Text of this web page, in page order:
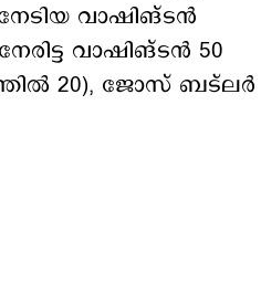
വാഷിങ്ടന്‍
വാഷിങ്ടൻ‌ 50
20), ജോസ് ബട്‌‍ലർ